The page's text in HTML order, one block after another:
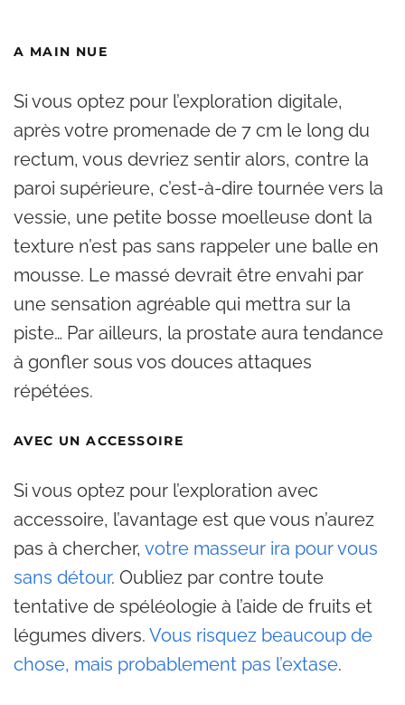
A MAIN NUE
Si vous optez pour l’exploration digitale,
après votre promenade de 7 cm le long du
rectum, vous devriez sentir alors, contre la
paroi supérieure, c’est-à-dire tournée vers la
vessie, une petite bosse moelleuse dont la
texture n’est pas sans rappeler une balle en
mousse. Le massé devrait être envahi par
une sensation agréable qui mettra sur la
piste… Par ailleurs, la prostate aura tendance
à gonfler sous vos douces attaques
répétées.
AVEC UN ACCESSOIRE
Si vous optez pour l’exploration avec
accessoire, l’avantage est que vous n’aurez
pas à chercher, votre masseur ira pour vous
sans détour. Oubliez par contre toute
tentative de spéléologie à l’aide de fruits et
légumes divers. Vous risquez beaucoup de
chose, mais probablement pas l’extase.